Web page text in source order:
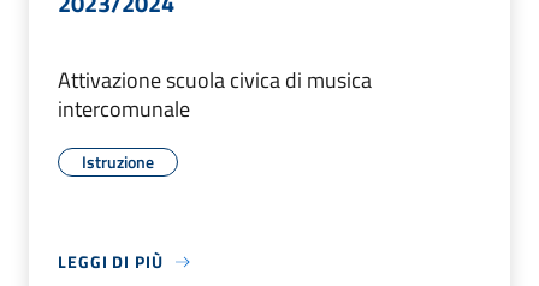
Attivazione scuola civica di musica
intercomunale
Istruzione
LEGGI DI PIÙ